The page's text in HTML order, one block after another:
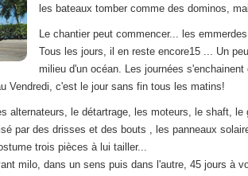
les bateaux tomber comme des dominos,
Le chantier peut commencer... les
Tous les jours, il en reste encore15 ... Un
milieu d'un océan. Les journées
Vendredi, c'est le jour sans fin tous les matins!
alternateurs, le détartrage, les moteurs, le shaft,
par des drisses et des bouts , les panneaux
trois pièces à lui tailler...
milo, dans un sens puis dans l'autre, 45 jours à